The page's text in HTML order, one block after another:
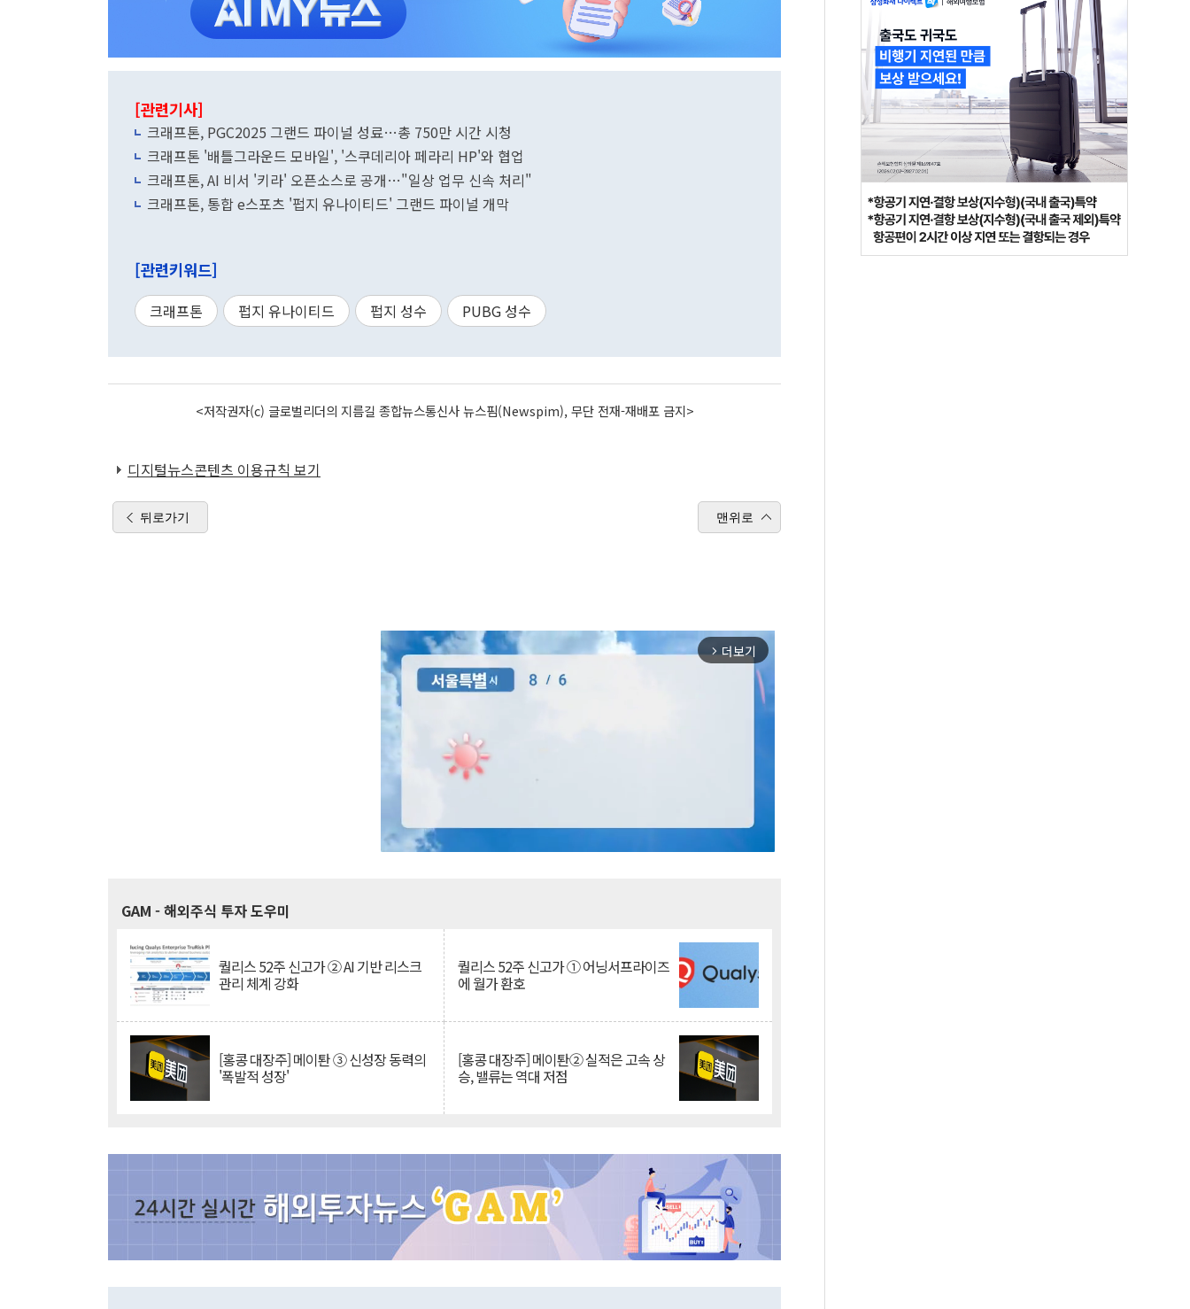
[관련기사]
크래프톤, PGC2025 그랜드 파이널 성료…총 750만 시간 시청
크래프톤 '배틀그라운드 모바일', '스쿠데리아 페라리 HP'와 협업
크래프톤, AI 비서 '키라' 오픈소스로 공개…"일상 업무 신속 처리"
크래프톤, 통합 e스포츠 '펍지 유나이티드' 그랜드 파이널 개막
[관련키워드]
크래프톤 펍지 유나이티드 펍지 성수 PUBG 성수
<저작권자(c) 글로벌리더의 지름길 종합뉴스통신사 뉴스핌(Newspim), 무단 전재-재배포 금지>
디지털뉴스콘텐츠 이용규칙 보기
뒤로가기 맨위로
arrow_forward_ios 더보기
GAM - 해외주식 투자 도우미
퀄리스 52주 신고가 ② AI 기반 리스크
관리 체계 강화
퀄리스 52주 신고가 ① 어닝서프라이즈
에 월가 환호
[홍콩 대장주] 메이퇀 ③ 신성장 동력의
'폭발적 성장'
[홍콩 대장주] 메이퇀② 실적은 고속 상
승, 밸류는 역대 저점